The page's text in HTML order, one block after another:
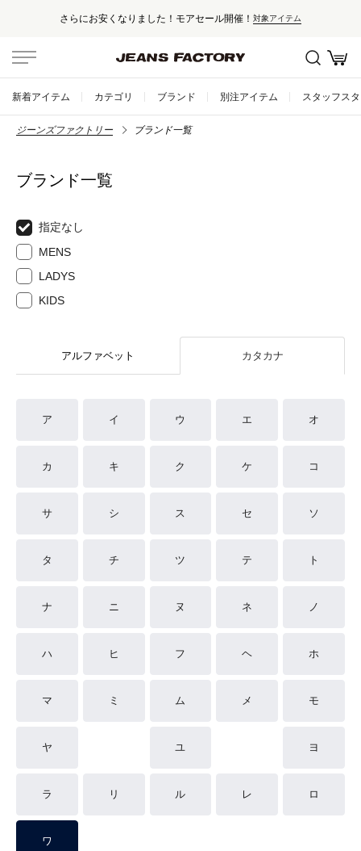
さらにお安くなりました！モアセール開催！ 対象アイテム
新着アイテム カテゴリ ブランド 別注アイテム スタッフス
ジーンズファクトリー ブランド一覧
ブランド一覧
指定なし
MENS
LADYS
KIDS
アルファベット カタカナ
ア イ ウ エ オ
カ キ ク ケ コ
サ シ ス セ ソ
タ チ ツ テ ト
ナ ニ ヌ ネ ノ
ハ ヒ フ ヘ ホ
マ ミ ム メ モ
ヤ ユ ヨ
ラ リ ル レ ロ
ワ